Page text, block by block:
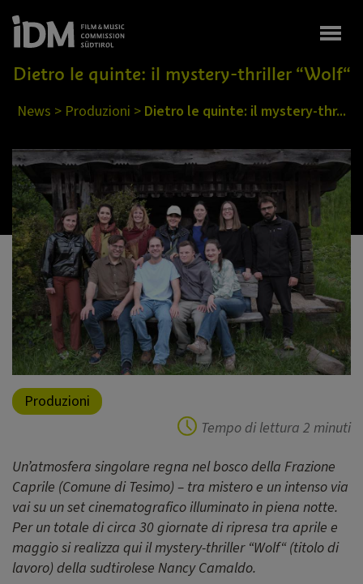
Dietro le quinte: il mystery-thriller “Wolf“
News > Produzioni > Dietro le quinte: il mystery-thr...
Produzioni
Tempo di lettura 2 minuti
Un’atmosfera singolare regna nel bosco della Frazione
Caprile (Comune di Tesimo) – tra mistero e un intenso via
vai su un set cinematografico illuminato in piena notte.
Per un totale di circa 30 giornate di ripresa tra aprile e
maggio si realizza qui il mystery-thriller “Wolf“ (titolo di
lavoro) della sudtirolese Nancy Camaldo.